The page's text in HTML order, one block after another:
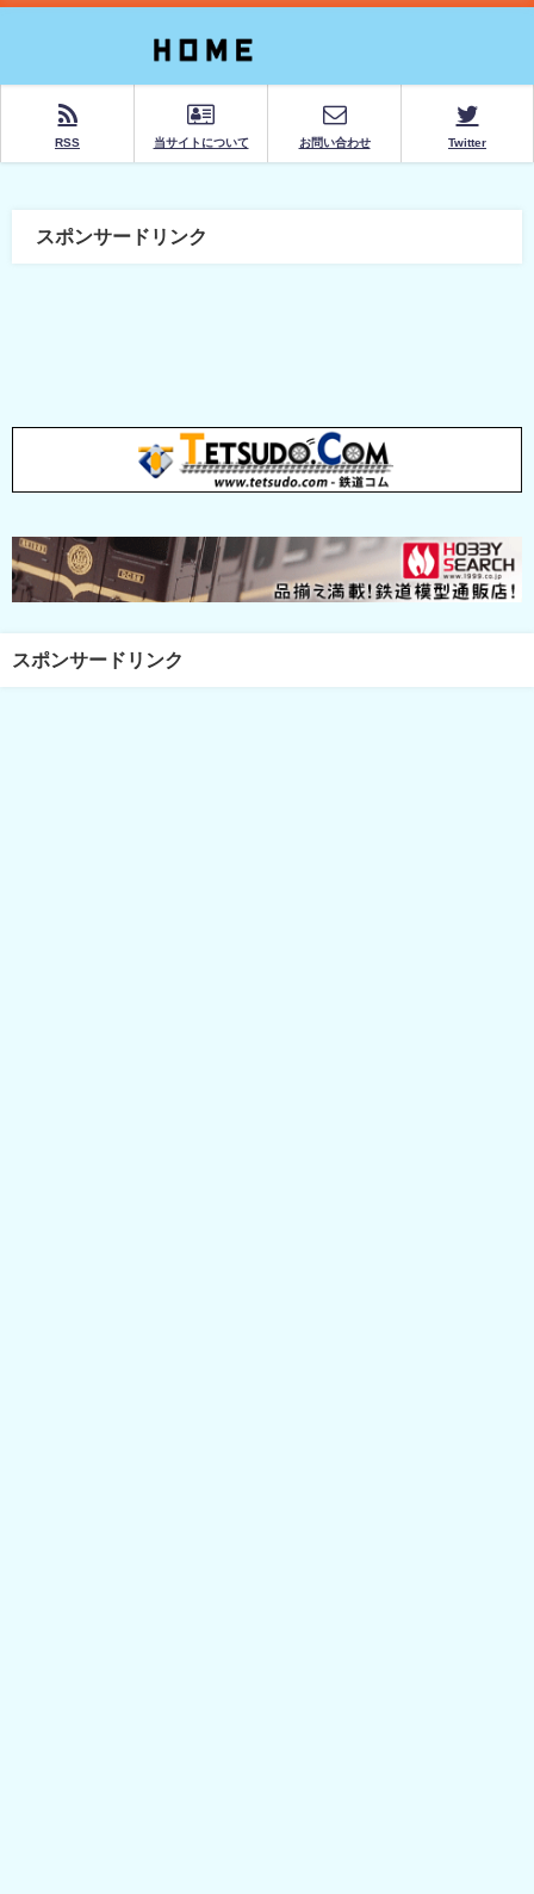
RSS 当サイトについて お問い合わせ Twitter
スポンサードリンク
スポンサードリンク